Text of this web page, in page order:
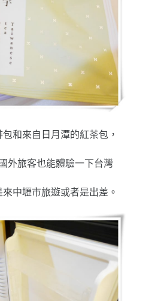
和來自日月潭的紅茶包，
外旅客也能體驗一下台灣
中壢市旅遊或者是出差。